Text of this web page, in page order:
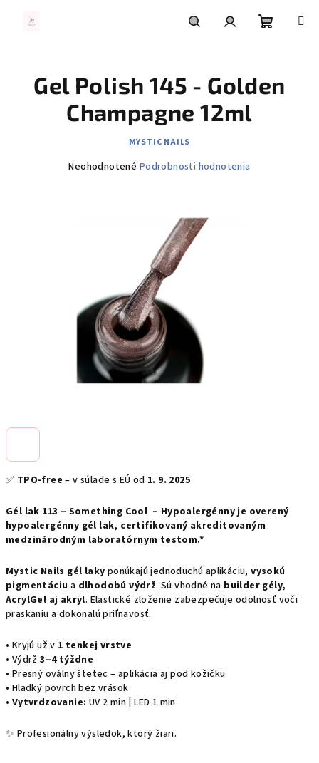
košík
✅ TPO-free – v súlade s EÚ od 1. 9. 2025
Gél lak 113 – Something Cool – Hypoalergénny je overený
hypoalergénny gél lak, certifikovaný akreditovaným
medzinárodným laboratórnym testom.*
Mystic Nails gél laky ponúkajú jednoduchú aplikáciu,vysokú
pigmentáciu a dlhodobú výdrž. Sú vhodné na builder gély,
AcrylGel aj akryl. Elastické zloženie zabezpečuje odolnosť voči
praskaniu a dokonalú priľnavosť.
• Kryjú už v 1 tenkej vrstve
• Výdrž3–4 týždne
• Presný oválny štetec – aplikácia aj pod kožičku
• Hladký povrch bez vrások
• Vytvrdzovanie: UV 2 min | LED 1 min
✨ Profesionálny výsledok, ktorý žiari.
Gel Polish 145 - Golden
Champagne 12ml
MYSTIC NAILS
Priemerné
Neohodnotené Podrobnosti hodnotenia